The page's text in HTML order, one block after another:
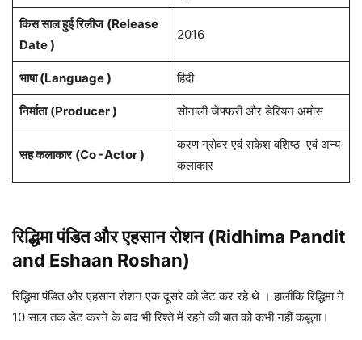
किस साल हुई रिलीज (Release
Date )
2016
भाषा (Language ) हिंदी
निर्माता (Producer ) सोनाली जेफ्फरी और डेरियन अमोस
सह कलाकार (Co -Actor )
करण ग्रोवर एवं राकेश वशिष्ठ एवं अन्य
कलाकार
रिद्धिमा पंडित और एहसान रोशन (Ridhima Pandit
and Eshaan Roshan)
रिद्धिमा पंडित और एहसान रोशन एक दूसरे को डेट कर रहे थे । हालाँकि रिद्धिमा ने
10 साल तक डेट करने के बाद भी रिश्ते में रहने की बात को कभी नहीं कबूला।